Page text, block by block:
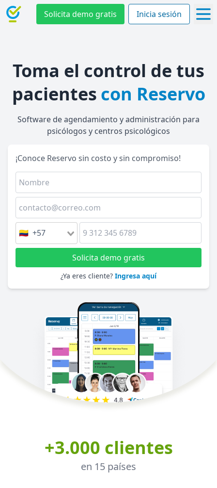
Solicita demo gratis Inicia sesión
Toma el control de tus
pacientes con Reservo
Software de agendamiento y administración para
psicólogos y centros psicológicos
¡Conoce Reservo sin costo y sin compromiso!
🇨🇴 +57
Solicita demo gratis
¿Ya eres cliente? Ingresa aquí
+3.000 clientes
en 15 países